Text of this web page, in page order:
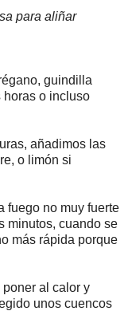
para aliñar
guindilla
horas o incluso
añadimos las
o limón si
fuego no muy fuerte
minutos, cuando se
más rápida porque
al calor y
unos cuencos